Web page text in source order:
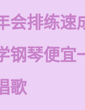
会排练速
钢琴便宜
歌